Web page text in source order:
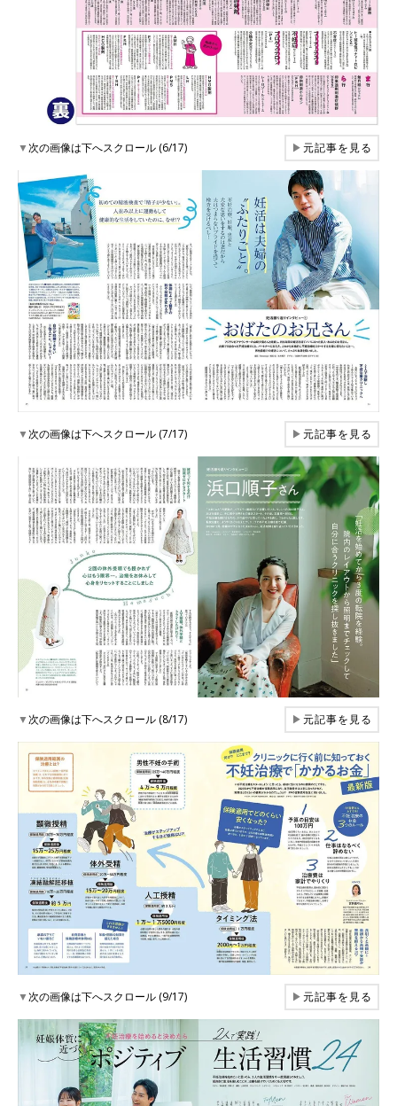
▼次の画像は下へスクロール (6/17) ▶元記事を見る
▼次の画像は下へスクロール (7/17) ▶元記事を見る
▼次の画像は下へスクロール (8/17) ▶元記事を見る
▼次の画像は下へスクロール (9/17) ▶元記事を見る